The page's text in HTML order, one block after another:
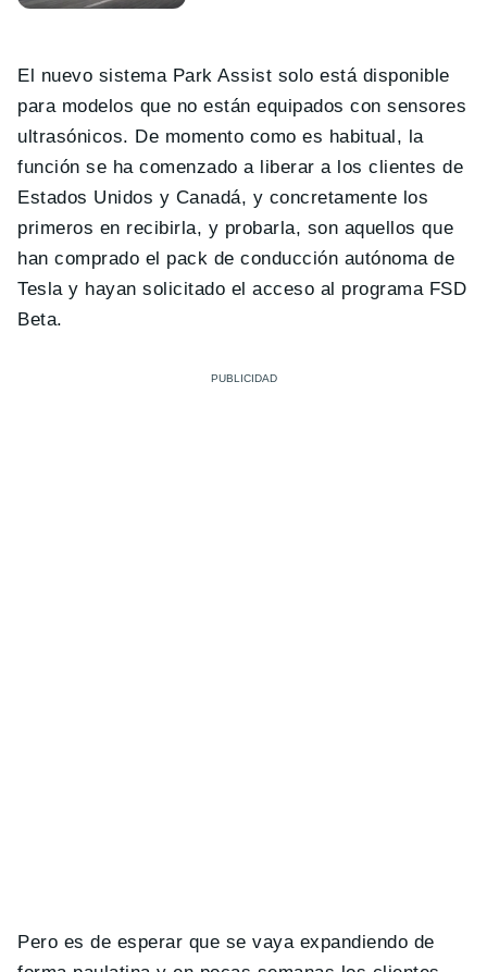
El nuevo sistema Park Assist solo está disponible
para modelos que no están equipados con sensores
ultrasónicos. De momento como es habitual, la
función se ha comenzado a liberar a los clientes de
Estados Unidos y Canadá, y concretamente los
primeros en recibirla, y probarla, son aquellos que
han comprado el pack de conducción autónoma de
Tesla y hayan solicitado el acceso al programa FSD
Beta.
Pero es de esperar que se vaya expandiendo de